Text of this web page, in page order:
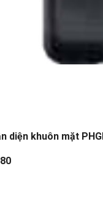
diện khuôn mặt